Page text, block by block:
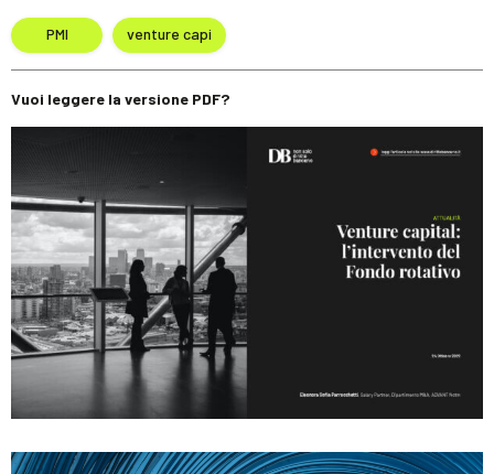
PMI venture capi
Vuoi leggere la versione PDF?